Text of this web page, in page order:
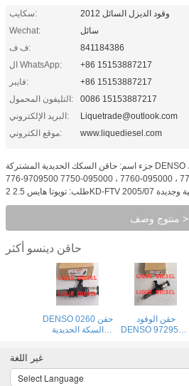
سكايب:
وقود الديزل السائل 2012
Wechat:
سائل
ف ف:
841184386
ال WhatsApp:
+86 15153887217
فايبر:
+86 15153887217
التليفون المحمول:
0086 15153887217
البريد الإلكتروني:
Liquetrade@outlook.com
موقع الكتروني:
www.liquediesel.com
جزء اسم: حاقن السكك الحديدية المشتركة DENSO رقم القطعة: تويوتا: 23670-30300 ،
23670-39275 دينسو: 095000-7761 ، 095000-7760 ، 095000-7750 9709500-776
منتوج وصف >
حاقن دينسو
DENSO 0260 حقن
السكة الحديدية
ME306476
9729505026
حقن الوقود
DENSO 9729505-
2950500260
غير اللغة
Select Language